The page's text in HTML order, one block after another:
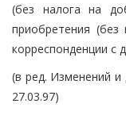
(без налога на
приобретения
корреспонденции с
(в ред. Изменений
27.03.97)